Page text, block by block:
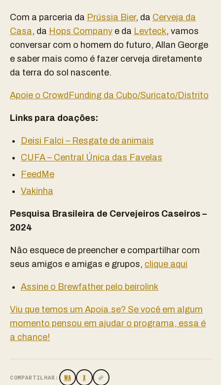
Com a parceria da Prússia Bier, da Cerveja da
Casa, da Hops Company e da Levteck, vamos
conversar com o homem do futuro, Allan George
e saber mais como é fazer cerveja diretamente
da terra do sol nascente.
Apoie o CrowdFunding da Cubo/Suricato/Distrito
Links para doações:
Deisi Falci – Resgate de animais
CUFA – Central Única das Favelas
FeedMe
Vakinha
Pesquisa Brasileira de Cervejeiros Caseiros –
2024
Não esquece de preencher e compartilhar com
seus amigos e amigas e grupos, clique aqui
Assine o Brewfather pelo beirolink
Viu que temos um Apoia.se? Se você em algum
momento pensou em ajudar o programa, essa é
a chance!
COMPARTILHAR: WA X